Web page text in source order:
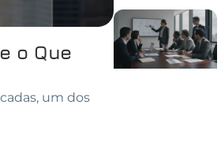
o Que
um dos